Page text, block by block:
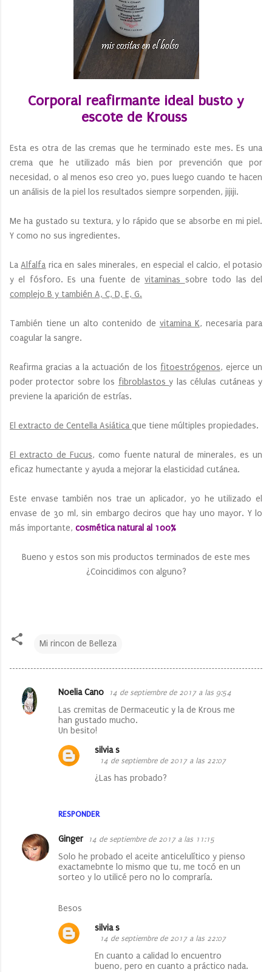
Corporal reafirmante ideal busto y
escote de Krouss
Esta es otra de las cremas que he terminado este mes. Es una
crema que he utilizado más bien por prevención que por
necesidad, o al menos eso creo yo, pues luego cuando te hacen
un análisis de la piel los resultados siempre sorpenden, jijiji.
Me ha gustado su textura, y lo rápido que se absorbe en mi piel.
Y como no sus ingredientes.
LaAlfalfa rica en sales minerales, en especial el calcio, el potasio
y el fósforo. Es una fuente devitaminas sobre todo las del
complejo B y también A, C, D, E, G.
También tiene un alto contenido de vitamina K, necesaria para
coagular la sangre.
Reafirma gracias a la actuación de los fitoestrógenos, ejerce un
poder protector sobre los fibroblastosy las células cutáneas y
previene la aparición de estrías.
El extracto de Centella Asiática que tiene múltiples propiedades.
El extracto de Fucus, como fuente natural de minerales, es un
eficaz humectante y ayuda a mejorar la elasticidad cutánea.
Este envase también nos trae un aplicador, yo he utilizado el
envase de 30 ml, sin embargo deciros que hay uno mayor. Y lo
más importante, cosmética natural al 100%
Bueno y estos son mis productos terminados de este mes
¿Coincidimos con alguno?
Mi rincon de Belleza
C
o
o
Noelia Cano 14 de septiembre de 2017 a las 9:54
Las cremitas de Dermaceutic y la de Krous me
han gustado mucho.
Un besito!
RESPONDER
silvia s
14 de septiembre de 2017 a las 22:07
¿Las has probado?
Ginger 14 de septiembre de 2017 a las 11:15
Solo he probado el aceite anticelulítico y pienso
exactamebnte lo mismo que tu, me tocó en un
sorteo y lo utilicé pero no lo compraría.
Besos
silvia s
14 de septiembre de 2017 a las 22:07
En cuanto a calidad lo encuentro
bueno, pero en cuanto a práctico nada.